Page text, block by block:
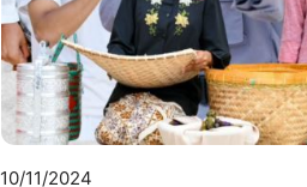
10/11/2024